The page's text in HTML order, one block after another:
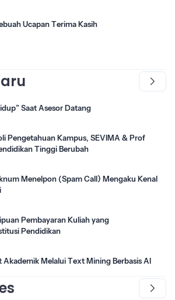
Ucapan Terima Kasih
Saat Asesor Datang
Pengetahuan Kampus, SEVIMA & Prof
Tinggi Berubah
Menelpon (Spam Call) Mengaku Kenal
Pembayaran Kuliah yang
Pendidikan
Melalui Text Mining Berbasis AI